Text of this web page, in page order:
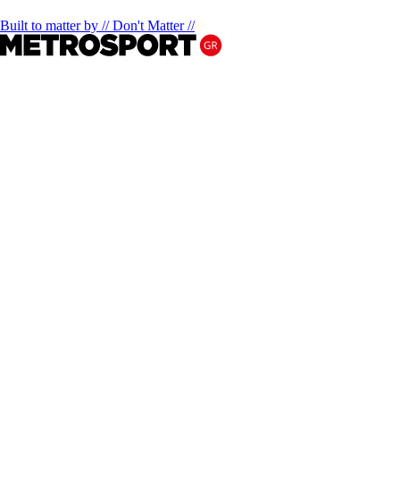
Built to matter by // Don't Matter //